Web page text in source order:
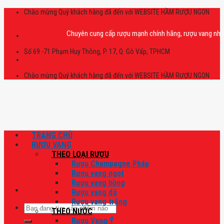
Skip
Chào mừng Quý khách hàng đã đến với WEBSITE HẦM RƯỢU NGON
Chuyên cung cấp rượu mạnh chính hãng, rượu vang nhập
Số 69 -71 Phạm Huy Thông, P. 17, Q. Gò Vấp, TPHCM
Chào mừng Quý khách hàng đã đến với WEBSITE HẦM RƯỢU NGON
Tìm
kiếm:
TRANG CHỦ
RƯỢU VANG
THEO LOẠI RƯỢU
Rượu Champagne Pháp
Rượu vang ngọt
Rượu vang hồng
Rượu vang đỏ
Rượu vang trắng
THEO NƯỚC
Rượu Vang Ý